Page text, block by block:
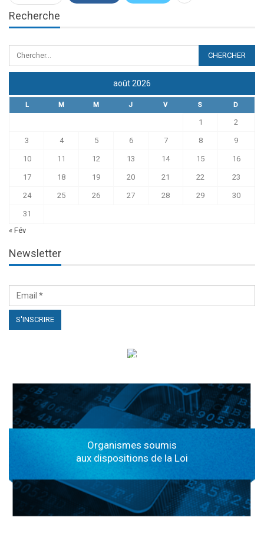
Recherche
août 2026
L M M J V S D
1 2
3 4 5 6 7 8 9
10 11 12 13 14 15 16
17 18 19 20 21 22 23
24 25 26 27 28 29 30
31
« Fév
Newsletter
الهياكل الخاضعة لقانون النفاذ إلى المعلومة
Organismes soumis
aux dispositions de la Loi